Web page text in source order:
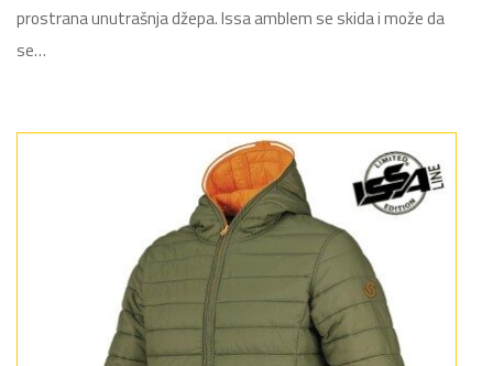
prostrana unutrašnja džepa. Issa amblem se skida i može da
se…